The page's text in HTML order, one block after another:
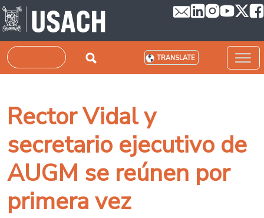
Skip to main content
Search TRANSLATE
Rector Vidal y
secretario ejecutivo de
AUGM se reúnen por
primera vez